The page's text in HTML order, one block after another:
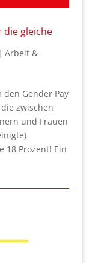
die gleiche
Arbeit &
den Gender Pay
zwischen
und Frauen
18 Prozent! Ein